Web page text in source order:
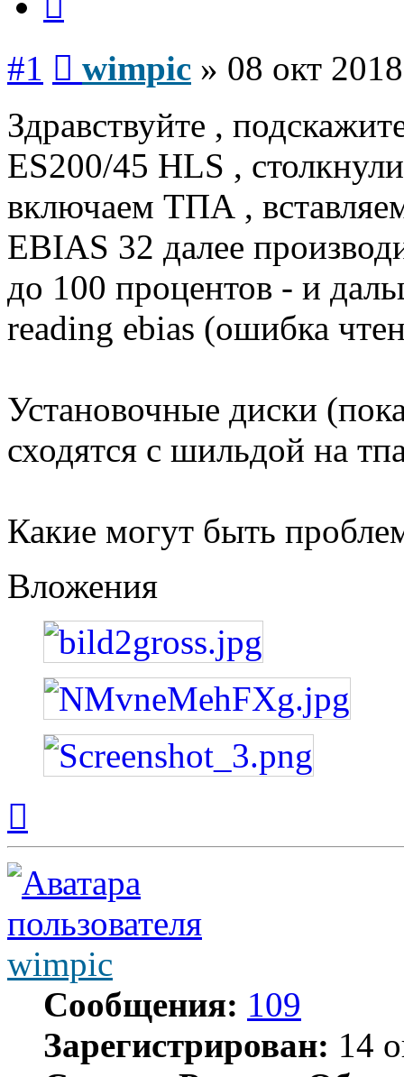
#1 wimpic » 08 окт
Здравствуйте ,
ES200/45 HLS ,
включаем ТПА ,
EBIAS 32 далее
до 100 процентов - и
reading ebias (ошибка
Установочные диски
сходятся с шильдой на
Какие могут быть
Вложения
началу
wimpic
Сообщения: 109
Зарегистрирован: 14